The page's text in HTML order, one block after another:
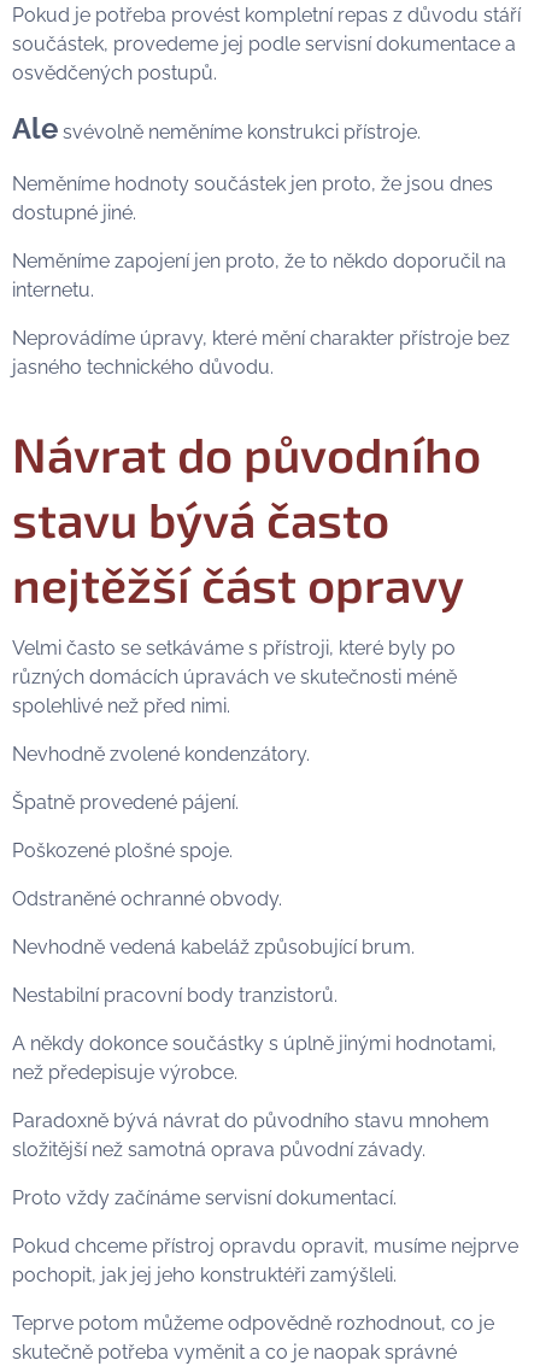
Pokud je potřeba provést kompletní repas z důvodu stáří
součástek, provedeme jej podle servisní dokumentace a
osvědčených postupů.
Ale svévolně neměníme konstrukci přístroje.
Neměníme hodnoty součástek jen proto, že jsou dnes
dostupné jiné.
Neměníme zapojení jen proto, že to někdo doporučil na
internetu.
Neprovádíme úpravy, které mění charakter přístroje bez
jasného technického důvodu.
Návrat do původního
stavu bývá často
nejtěžší část opravy
Velmi často se setkáváme s přístroji, které byly po
různých domácích úpravách ve skutečnosti méně
spolehlivé než před nimi.
Nevhodně zvolené kondenzátory.
Špatně provedené pájení.
Poškozené plošné spoje.
Odstraněné ochranné obvody.
Nevhodně vedená kabeláž způsobující brum.
Nestabilní pracovní body tranzistorů.
A někdy dokonce součástky s úplně jinými hodnotami,
než předepisuje výrobce.
Paradoxně bývá návrat do původního stavu mnohem
složitější než samotná oprava původní závady.
Proto vždy začínáme servisní dokumentací.
Pokud chceme přístroj opravdu opravit, musíme nejprve
pochopit, jak jej jeho konstruktéři zamýšleli.
Teprve potom můžeme odpovědně rozhodnout, co je
skutečně potřeba vyměnit a co je naopak správné